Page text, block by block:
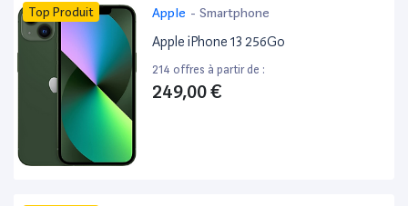
Top Produit Apple - Smartphone
Apple iPhone 13 256Go
214 offres à partir de :
249,00 €